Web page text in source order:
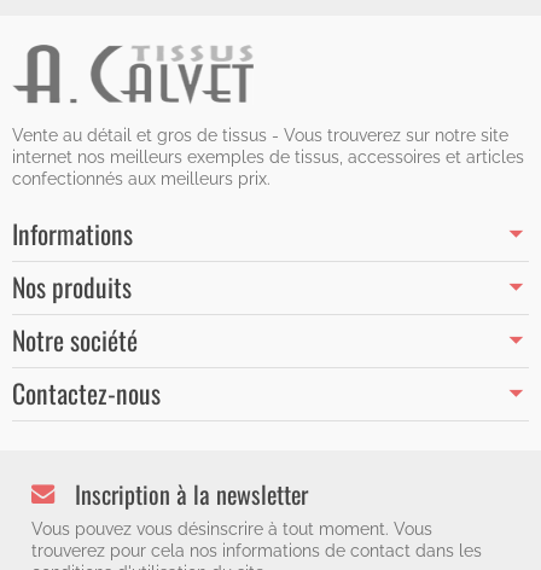
Vente au détail et gros de tissus - Vous trouverez sur notre site
internet nos meilleurs exemples de tissus, accessoires et articles
confectionnés aux meilleurs prix.
Informations
Nos produits
Notre société
Contactez-nous
Inscription à la newsletter
Vous pouvez vous désinscrire à tout moment. Vous
trouverez pour cela nos informations de contact dans les